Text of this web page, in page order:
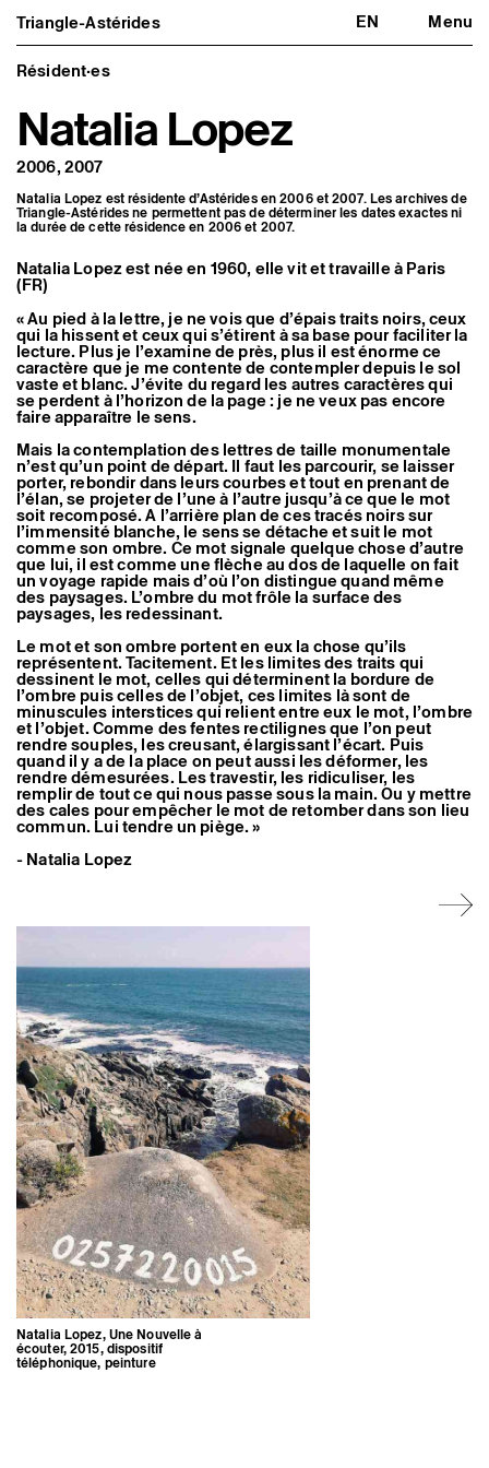
Triangle-Astérides EN Menu
Triangle-Astérides
Centre d’art contemporain
d’intérêt national
et résidence internationale d'artistes
Fermer
Présentation
À propos
Équipe et gouvernance
Formation professionnelle
Adhérer / nous soutenir
Informations pratiques
Programmation
Agenda : en cours et à venir
Expositions
Événements
Programmation éditoriale
Médiation
Publics associés
Les Nouveaux Commanditaires
Artistes résident·es et associé·es
Résident·es
Artistes associé·es
Hors-les-murs
Ancien·nes résident·es et artistes associé·es
Résident·es
Natalia Lopez
2006, 2007
Natalia Lopez est résidente d’Astérides en 2006 et 2007. Les archives de
Triangle-Astérides ne permettent pas de déterminer les dates exactes ni
la durée de cette résidence en 2006 et 2007.
Natalia Lopez est née en 1960, elle vit et travaille à Paris
(FR)
« Au pied à la lettre, je ne vois que d’épais traits noirs, ceux
qui la hissent et ceux qui s’étirent à sa base pour faciliter la
lecture. Plus je l’examine de près, plus il est énorme ce
caractère que je me contente de contempler depuis le sol
vaste et blanc. J’évite du regard les autres caractères qui
se perdent à l’horizon de la page : je ne veux pas encore
faire apparaître le sens.
Mais la contemplation des lettres de taille monumentale
n’est qu’un point de départ. Il faut les parcourir, se laisser
porter, rebondir dans leurs courbes et tout en prenant de
l’élan, se projeter de l’une à l’autre jusqu’à ce que le mot
soit recomposé. A l’arrière plan de ces tracés noirs sur
l’immensité blanche, le sens se détache et suit le mot
comme son ombre. Ce mot signale quelque chose d’autre
que lui, il est comme une flèche au dos de laquelle on fait
un voyage rapide mais d’où l’on distingue quand même
des paysages. L’ombre du mot frôle la surface des
paysages, les redessinant.
Le mot et son ombre portent en eux la chose qu’ils
représentent. Tacitement. Et les limites des traits qui
dessinent le mot, celles qui déterminent la bordure de
l’ombre puis celles de l’objet, ces limites là sont de
minuscules interstices qui relient entre eux le mot, l’ombre
et l’objet. Comme des fentes rectilignes que l’on peut
rendre souples, les creusant, élargissant l’écart. Puis
quand il y a de la place on peut aussi les déformer, les
rendre démesurées. Les travestir, les ridiculiser, les
remplir de tout ce qui nous passe sous la main. Ou y mettre
des cales pour empêcher le mot de retomber dans son lieu
commun. Lui tendre un piège. »
- Natalia Lopez
Natalia Lopez, Une Nouvelle à
écouter, 2015, dispositif
téléphonique, peinture